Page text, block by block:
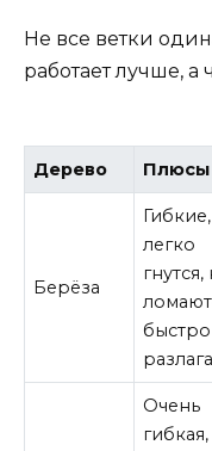
Не все ветки
работает лучше, а
Дерево Плюсы
Берёза
Гибкие,
легко
гнутся,
быстро
Очень
гибкая,